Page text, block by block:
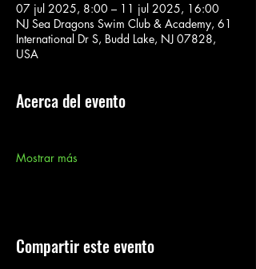
07 jul 2025, 8:00 – 11 jul 2025, 16:00
NJ Sea Dragons Swim Club & Academy, 61
International Dr S, Budd Lake, NJ 07828,
USA
Acerca del evento
Mostrar más
Compartir este evento